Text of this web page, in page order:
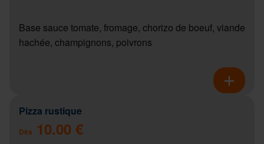
Base sauce tomate, fromage, chorizo de boeuf, viande
hachée, champignons, poivrons
Pizza rustique
Dès 10.00 €